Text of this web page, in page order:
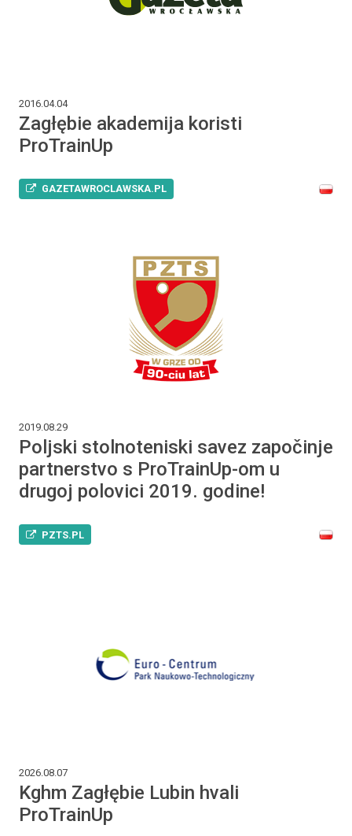
2016.04.04
Zagłębie akademija koristi
ProTrainUp
GAZETAWROCLAWSKA.PL
2019.08.29
Poljski stolnoteniski savez započinje
partnerstvo s ProTrainUp-om u
drugoj polovici 2019. godine!
PZTS.PL
2026.08.07
Kghm Zagłębie Lubin hvali
ProTrainUp